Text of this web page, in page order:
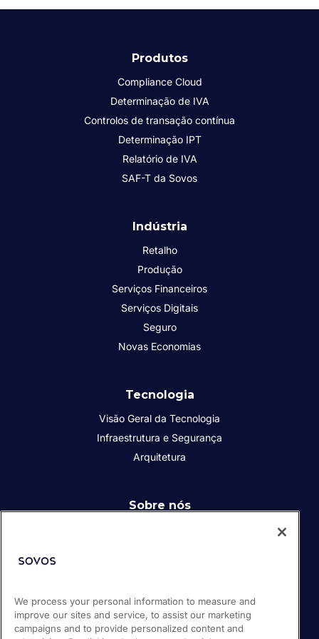
Produtos
Compliance Cloud
Determinação de IVA
Controlos de transação contínua
Determinação IPT
Relatório de IVA
SAF-T da Sovos
Indústria
Retalho
Produção
Serviços Financeiros
Serviços Digitais
Seguro
Novas Economias
Tecnologia
Visão Geral da Tecnologia
Infraestrutura e Segurança
Arquitetura
Sobre nós
Parceiros
We process your personal information to measure and
improve our sites and service, to assist our marketing
campaigns and to provide personalized content and